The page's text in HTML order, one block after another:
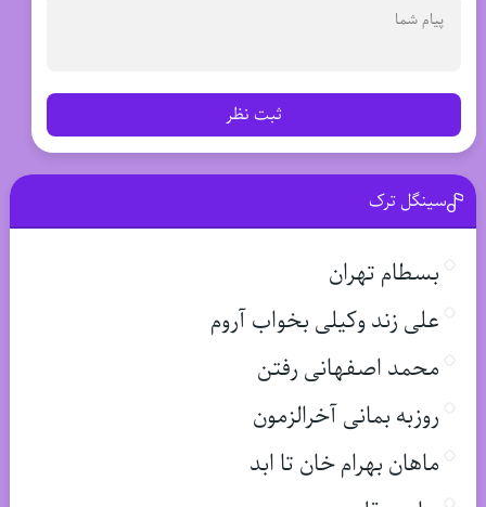
ثبت نظر
سینگل ترک
بسطام تهران
علی زند وکیلی بخواب آروم
محمد اصفهانی رفتن
روزبه بمانی آخرالزمون
ماهان بهرام خان تا ابد